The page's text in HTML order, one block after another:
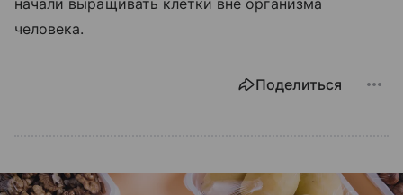
начали выращивать клетки вне организма
человека.
Поделиться